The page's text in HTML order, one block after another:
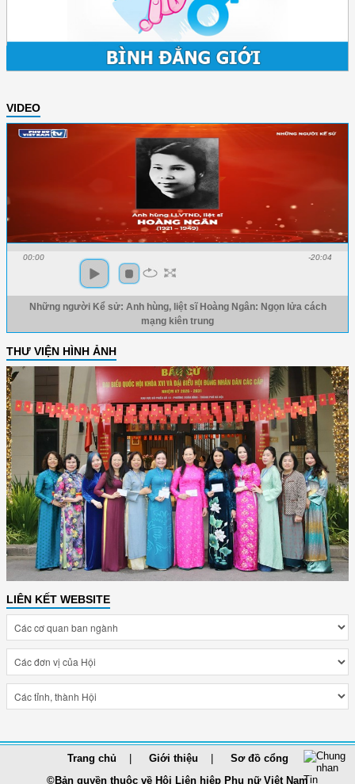
VIDEO
00:00 -20:04
Những người Kể sử: Anh hùng, liệt sĩ Hoàng Ngân: Ngọn lửa cách
mạng kiên trung
THƯ VIỆN HÌNH ẢNH
LIÊN KẾT WEBSITE
Trang chủ Giới thiệu
Sơ đồ cổng
©Bản quyền thuộc về Hội Liên hiệp Phụ nữ Việt Nam